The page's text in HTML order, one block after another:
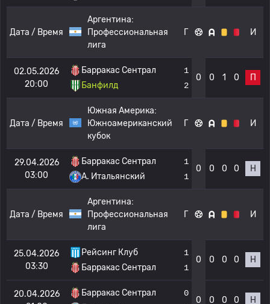
Дата / Время
Аргентина:
Профессиональная
лига
Г И
02.05.2026
20:00
Барракас Сентрал
Банфилд
1
2
0 0 1 0 П
Дата / Время
Южная Америка:
Южноамериканский
кубок
Г И
29.04.2026
03:00
Барракас Сентрал
A. Итальянский
1
1
0 0 0 0 Н
Дата / Время
Аргентина:
Профессиональная
лига
Г И
25.04.2026
03:30
Рейсинг Клуб
Барракас Сентрал
1
1
0 0 0 0 Н
20.04.2026
Барракас Сентрал
0
0 0 0 0 Н